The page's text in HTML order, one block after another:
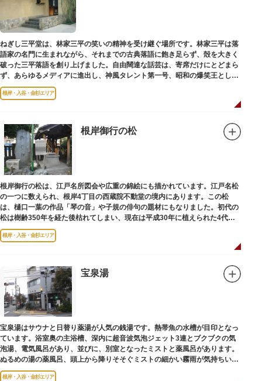
ねぎし三平堂は、林家三平の笑いの精神を受け継ぐ場所です。林家三平は落
語家の名門に生まれながら、それまでの古典落語に飽き足らず、殻を大きく
破った三平落語を創り上げました。自由闊達な話芸は、寄席だけにとどまら
ず、あらゆるメディアに進出し、神風タレント第一号、昭和の爆笑王とし
て、いつまでも日本人の心に残っています。
根岸・入谷・金杉エリア
根岸御行の松
根岸御行の松は、江戸名所図会や広重の錦絵にも描かれています。江戸名松
の一つに数えられ、根岸4丁目の西蔵院不動堂の境内にあります。この松
は、樋口一葉の作品「琴の音」や子規の俳句の題材にもなりました。初代の
松は樹齢350年を経た後枯れてしまい、現在は平成30年に植えられた4代目
の松になります。
根岸・入谷・金杉エリア
宝泉湯
宝泉湯はサウナと日替り薬湯が人気の銭湯です。熱帯魚の水槽が目印となっ
ています。浴室奥の主浴槽、深内に超音波気泡ジェット3連とブクブクの気
泡湯、電気風呂があり、並びに、別室となったミストと薬風呂があります。
ぬるめの湯の薬風呂、頭上から降りそそぐミストの細かい霧雨が気持ちいい
と評判です。
根岸・入谷・金杉エリア